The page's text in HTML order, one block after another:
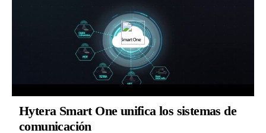
Hytera Smart One unifica los sistemas de
comunicación